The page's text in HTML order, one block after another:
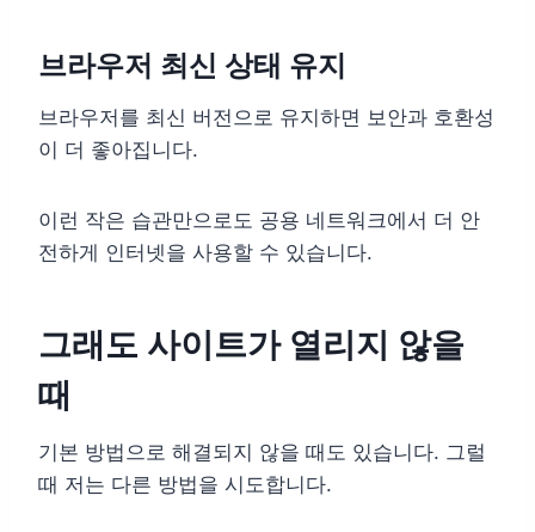
브라우저 최신 상태 유지
브라우저를 최신 버전으로 유지하면 보안과 호환성
이 더 좋아집니다.
이런 작은 습관만으로도 공용 네트워크에서 더 안
전하게 인터넷을 사용할 수 있습니다.
그래도 사이트가 열리지 않을
때
기본 방법으로 해결되지 않을 때도 있습니다. 그럴
때 저는 다른 방법을 시도합니다.